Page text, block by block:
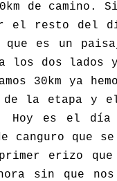
de camino.
el resto del
es un
a los dos
30km ya
de la etapa
es el día
canguro que
erizo que
sin que